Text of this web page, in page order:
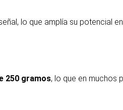
lo que amplía su potencial
250 gramos, lo que en muchos